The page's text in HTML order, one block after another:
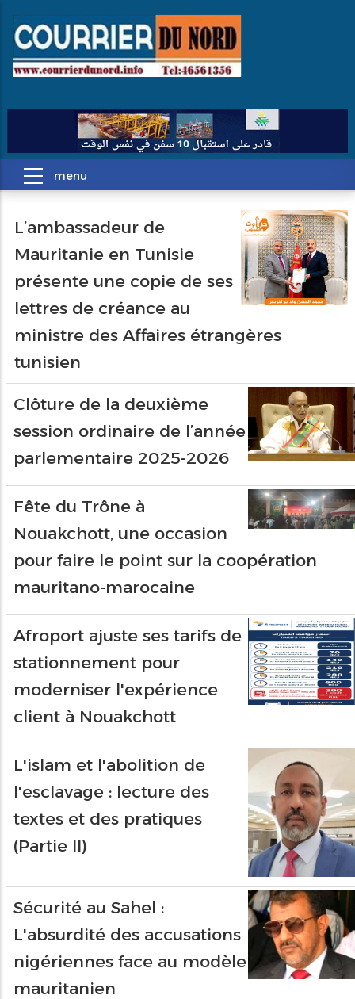
L’ambassadeur de
Mauritanie en Tunisie
présente une copie de ses
lettres de créance au
ministre des Affaires étrangères
tunisien
Clôture de la deuxième
session ordinaire de l’année
parlementaire 2025-2026
Fête du Trône à
Nouakchott, une occasion
pour faire le point sur la coopération
mauritano-marocaine
Afroport ajuste ses tarifs de
stationnement pour
moderniser l'expérience
client à Nouakchott
L'islam et l'abolition de
l'esclavage : lecture des
textes et des pratiques
(Partie II)
Sécurité au Sahel :
L'absurdité des accusations
nigériennes face au modèle
mauritanien
Pagination